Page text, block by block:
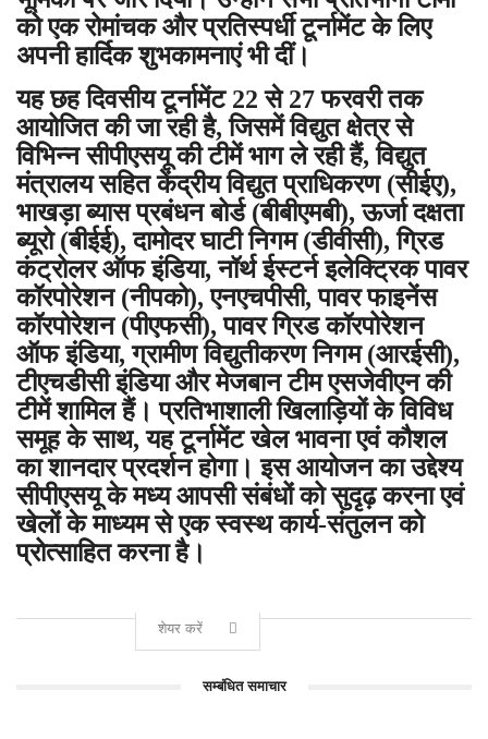
को एक रोमांचक और प्रतिस्पर्धी टूर्नामेंट के लिए
अपनी हार्दिक शुभकामनाएं भी दीं।
यह छह दिवसीय टूर्नामेंट 22 से 27 फरवरी तक
आयोजित की जा रही है, जिसमें विद्युत क्षेत्र से
विभिन्न सीपीएसयू की टीमें भाग ले रही हैं, विद्युत
मंत्रालय सहित केंद्रीय विद्युत प्राधिकरण (सीईए),
भाखड़ा ब्यास प्रबंधन बोर्ड (बीबीएमबी), ऊर्जा दक्षता
ब्यूरो (बीईई), दामोदर घाटी निगम (डीवीसी), ग्रिड
कंट्रोलर ऑफ इंडिया, नॉर्थ ईस्टर्न इलेक्ट्रिक पावर
कॉरपोरेशन (नीपको), एनएचपीसी, पावर फाइनेंस
कॉरपोरेशन (पीएफसी), पावर ग्रिड कॉरपोरेशन
ऑफ इंडिया, ग्रामीण विद्युतीकरण निगम (आरईसी),
टीएचडीसी इंडिया और मेजबान टीम एसजेवीएन की
टीमें शामिल हैं। प्रतिभाशाली खिलाड़ियों के विविध
समूह के साथ, यह टूर्नामेंट खेल भावना एवं कौशल
का शानदार प्रदर्शन होगा। इस आयोजन का उद्देश्य
सीपीएसयू के मध्य आपसी संबंधों को सुदृढ़ करना एवं
खेलों के माध्यम से एक स्वस्थ कार्य-संतुलन को
प्रोत्साहित करना है।
शेयर करें
सम्बंधित समाचार